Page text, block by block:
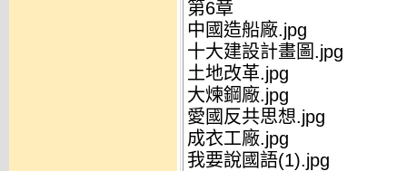
第6章
中國造船廠.jpg
十大建設計畫圖.jpg
土地改革.jpg
大煉鋼廠.jpg
愛國反共思想.jpg
成衣工廠.jpg
我要說國語(1).jpg